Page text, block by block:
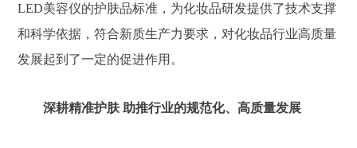
LED美容仪的护肤品标准，为化妆品研发提供了技术支撑
和科学依据，符合新质生产力要求，对化妆品行业高质量
发展起到了一定的促进作用。
深耕精准护肤 助推行业的规范化、高质量发展